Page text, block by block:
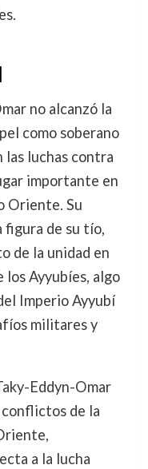
no alcanzó la
como soberano
las luchas contra
importante en
Oriente. Su
figura de su tío,
de la unidad en
Ayyubíes, algo
Imperio Ayyubí
militares y
Eddyn-Omar
de la
a la lucha